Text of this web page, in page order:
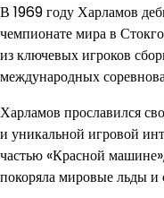
В 1969 году Харламов
чемпионате мира в
из ключевых игроков
международных
Харламов прославился
и уникальной игровой
частью «Красной
покоряла мировые льды и